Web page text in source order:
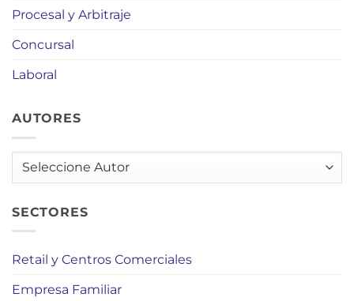
Procesal y Arbitraje
Concursal
Laboral
AUTORES
AUTORES
SECTORES
Retail y Centros Comerciales
Empresa Familiar